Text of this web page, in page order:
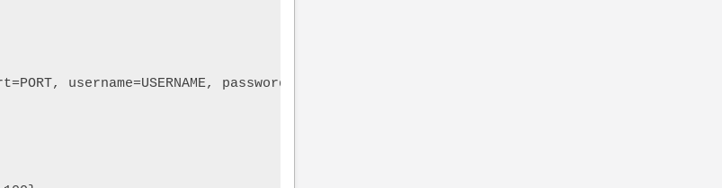
username=USERNAME, password=PASSWORD)